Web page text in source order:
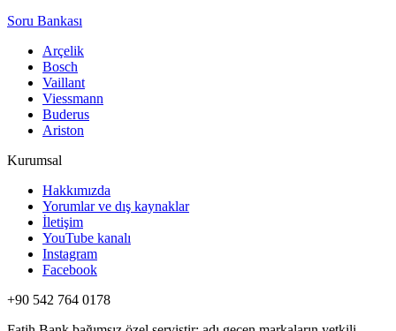
Soru Bankası
Arçelik
Bosch
Vaillant
Viessmann
Buderus
Ariston
Kurumsal
Hakkımızda
Yorumlar ve dış kaynaklar
İletişim
YouTube kanalı
Instagram
Facebook
+90 542 764 0178